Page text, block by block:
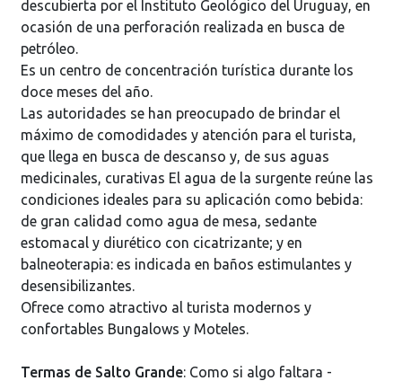
descubierta por el Instituto Geológico del Uruguay, en
ocasión de una perforación realizada en busca de
petróleo.
Es un centro de concentración turística durante los
doce meses del año.
Las autoridades se han preocupado de brindar el
máximo de comodidades y atención para el turista,
que llega en busca de descanso y, de sus aguas
medicinales, curativas El agua de la surgente reúne las
condiciones ideales para su aplicación como bebida:
de gran calidad como agua de mesa, sedante
estomacal y diurético con cicatrizante; y en
balneoterapia: es indicada en baños estimulantes y
desensibilizantes.
Ofrece como atractivo al turista modernos y
confortables Bungalows y Moteles.
Termas de Salto Grande: Como si algo faltara -